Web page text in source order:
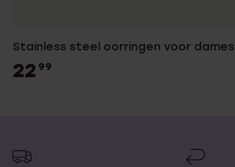
Stainless steel oorringen voor dames
22 99